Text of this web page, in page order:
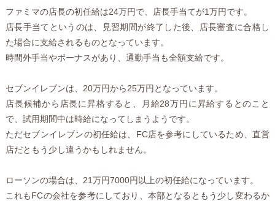
ファミマの店長の初任給は24万円で、店長手当てが1万円です。
店長手当てというのは、見習期間が終了した後、店長審査に合格し
た場合に支給されるものとなっています。
時間外手当やボーナスがあり、通勤手当も全額支給です。
セブンイレブンは、20万円から25万円となっています。
店長候補から店長に昇格すると、月給28万円に昇給するとのこと
で、試用期間中は時給になってしまうようです。
ただセブンイレブンの初任給は、FC店を参考にしているため、直営
店だともう少し違うかもしれません。
ローソンの場合は、21万円7000円以上の初任給になっています。
これもFCの会社を参考にしており、本部となるともう少し変わるか